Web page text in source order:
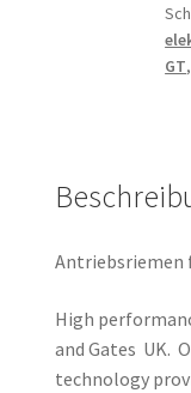
GT,
Antriebsriemen
High
and Gates UK.
technology